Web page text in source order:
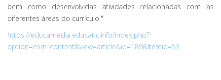
bem como desenvolvidas atividades relacionadas com as
diferentes áreas do currículo."
https://educamedia.educatic.info/index.php?
option=com_content&view=article&id=189&Itemid=53